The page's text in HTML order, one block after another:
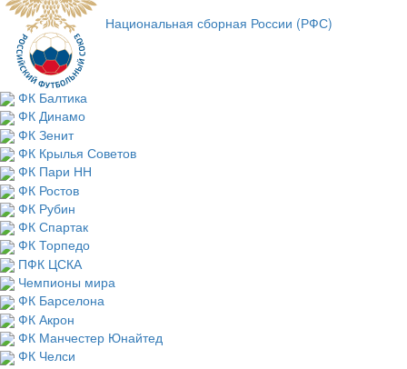
Национальная сборная России (РФС)
ФК Балтика
ФК Динамо
ФК Зенит
ФК Крылья Советов
ФК Пари НН
ФК Ростов
ФК Рубин
ФК Спартак
ФК Торпедо
ПФК ЦСКА
Чемпионы мира
ФК Барселона
ФК Акрон
ФК Манчестер Юнайтед
ФК Челси